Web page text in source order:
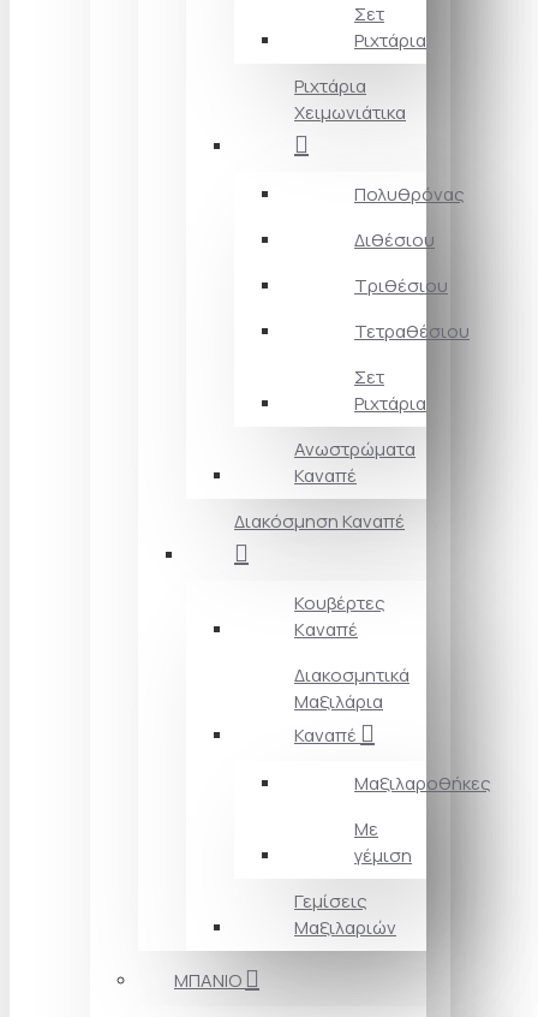
Σετ
Ριχτάρια
Ριχτάρια
Χειμωνιάτικα
Πολυθρόνας
Διθέσιου
Τριθέσιου
Τετραθέσιου
Σετ
Ριχτάρια
Ανωστρώματα
Καναπέ
Διακόσμηση Καναπέ
Κουβέρτες
Kαναπέ
Διακοσμητικά
Mαξιλάρια
Καναπέ
Μαξιλαροθήκες
Με
γέμιση
Γεμίσεις
Μαξιλαριών
ΜΠΑΝΙΟ